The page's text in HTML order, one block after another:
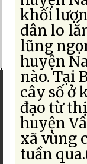
khối
dân lo
lũng
huyện
nào. Tại
cây số ở
đạo từ
huyện
xã vùng
tuần